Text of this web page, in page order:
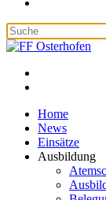
Home
News
Einsätze
Ausbildung